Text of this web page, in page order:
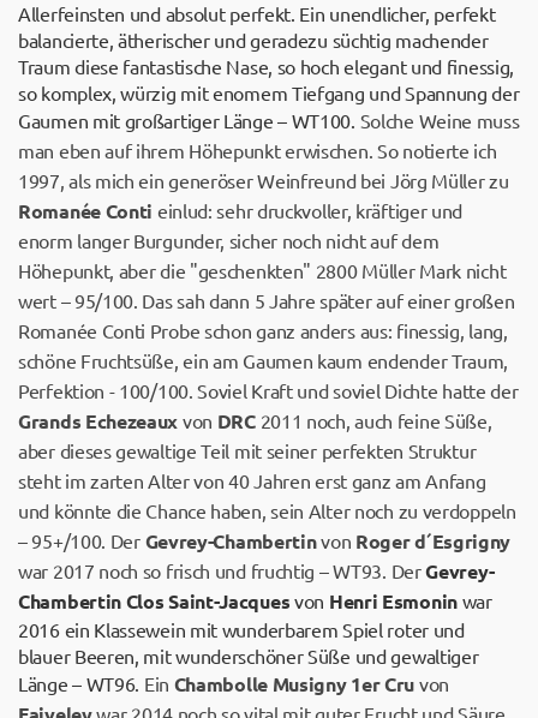
Allerfeinsten und absolut perfekt. Ein unendlicher, perfekt
balancierte, ätherischer und geradezu süchtig machender
Traum diese fantastische Nase, so hoch elegant und finessig,
so komplex, würzig mit enomem Tiefgang und Spannung der
Gaumen mit großartiger Länge – WT100. Solche Weine muss
man eben auf ihrem Höhepunkt erwischen. So notierte ich
1997, als mich ein generöser Weinfreund bei Jörg Müller zu
Romanée Conti einlud: sehr druckvoller, kräftiger und
enorm langer Burgunder, sicher noch nicht auf dem
Höhepunkt, aber die "geschenkten" 2800 Müller Mark nicht
wert – 95/100. Das sah dann 5 Jahre später auf einer großen
Romanée Conti Probe schon ganz anders aus: finessig, lang,
schöne Fruchtsüße, ein am Gaumen kaum endender Traum,
Perfektion - 100/100. Soviel Kraft und soviel Dichte hatte der
Grands Echezeaux von DRC 2011 noch, auch feine Süße,
aber dieses gewaltige Teil mit seiner perfekten Struktur
steht im zarten Alter von 40 Jahren erst ganz am Anfang
und könnte die Chance haben, sein Alter noch zu verdoppeln
– 95+/100. Der Gevrey-Chambertinvon Roger d´Esgrigny
war 2017 noch so frisch und fruchtig – WT93. DerGevrey-
Chambertin Clos Saint-Jacques von Henri Esmoninwar
2016 ein Klassewein mit wunderbarem Spiel roter und
blauer Beeren, mit wunderschöner Süße und gewaltiger
Länge – WT96. Ein Chambolle Musigny 1er Cru von